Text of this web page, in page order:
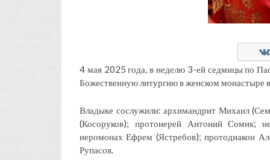
4 мая 2025 года, в неделю 3-ей седмицы по
Божественную литургию в женском монастыре
Владыке сослужили: архимандрит Михаил
(Косоруков); протоиерей Антоний Сомик;
иеромонах Ефрем (Ястребов); протодиакон
Рупасов.